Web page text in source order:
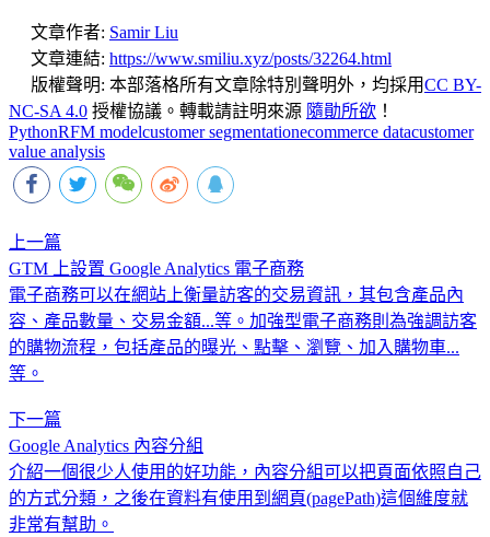
文章作者: Samir Liu
文章連結: https://www.smiliu.xyz/posts/32264.html
版權聲明: 本部落格所有文章除特別聲明外，均採用CC BY-
NC-SA 4.0 授權協議。轉載請註明來源 隨勛所欲 ！
PythonRFM modelcustomer segmentationecommerce datacustomer
value analysis
上一篇
GTM 上設置 Google Analytics 電子商務
電子商務可以在網站上衡量訪客的交易資訊，其包含產品內
容、產品數量、交易金額...等。加強型電子商務則為強調訪客
的購物流程，包括產品的曝光、點擊、瀏覽、加入購物車...
等。
下一篇
Google Analytics 內容分組
介紹一個很少人使用的好功能，內容分組可以把頁面依照自己
的方式分類，之後在資料有使用到網頁(pagePath)這個維度就
非常有幫助。